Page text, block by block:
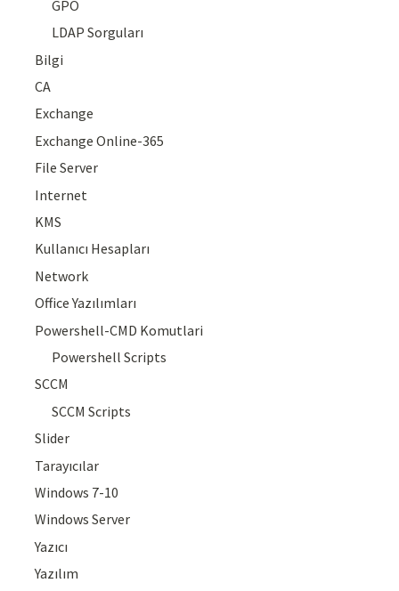
GPO
LDAP Sorguları
Bilgi
CA
Exchange
Exchange Online-365
File Server
Internet
KMS
Kullanıcı Hesapları
Network
Office Yazılımları
Powershell-CMD Komutlari
Powershell Scripts
SCCM
SCCM Scripts
Slider
Tarayıcılar
Windows 7-10
Windows Server
Yazıcı
Yazılım